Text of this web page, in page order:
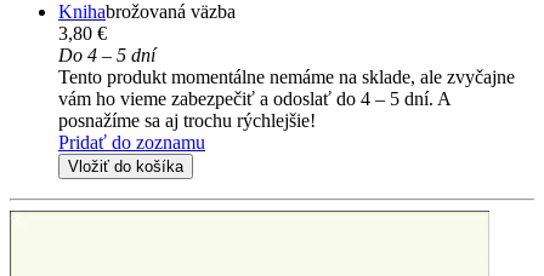
Knihabrožovaná väzba
3,80 €
Do 4 – 5 dní
Tento produkt momentálne nemáme na sklade, ale zvyčajne
vám ho vieme zabezpečiť a odoslať do 4 – 5 dní. A
posnažíme sa aj trochu rýchlejšie!
Pridať do zoznamu
Vložiť do košíka